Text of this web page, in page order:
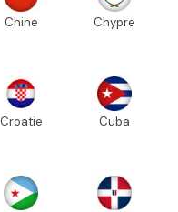
Chine Chypre
Croatie Cuba